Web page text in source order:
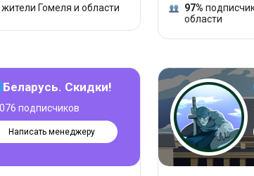
Гомеля и области
97%
области
Беларусь. Скидки!
подписчиков
Написать менеджеру